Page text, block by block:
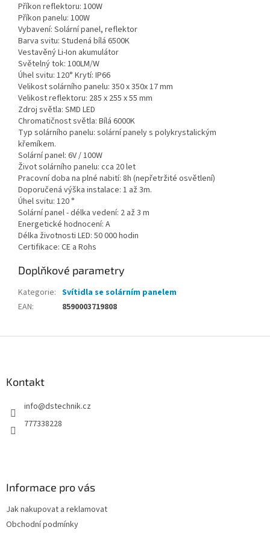
Příkon reflektoru: 100W
Příkon panelu: 100W
Vybavení: Solární panel, reflektor
Barva svitu: Studená bílá 6500K
Vestavěný Li-Ion akumulátor
Světelný tok: 100LM/W
Úhel svitu: 120° Krytí: IP66
Velikost solárního panelu: 350 x 350x 17 mm
Velikost reflektoru: 285 x 255 x 55 mm
Zdroj světla: SMD LED
Chromatičnost světla: Bílá 6000K
Typ solárního panelu: solární panely s polykrystalickým
křemíkem.
Solární panel: 6V / 100W
Život solárního panelu: cca 20 let
Pracovní doba na plné nabití: 8h (nepřetržité osvětlení)
Doporučená výška instalace: 1 až 3m.
Úhel svitu: 120 °
Solární panel - délka vedení: 2 až 3 m
Energetické hodnocení: A
Délka životnosti LED: 50 000 hodin
Certifikace: CE a Rohs
Doplňkové parametry
Kategorie: Svítidla se solárním panelem
EAN: 8590003719808
Kontakt
info@dstechnik.cz
777338228
Informace pro vás
Jak nakupovat a reklamovat
Obchodní podmínky